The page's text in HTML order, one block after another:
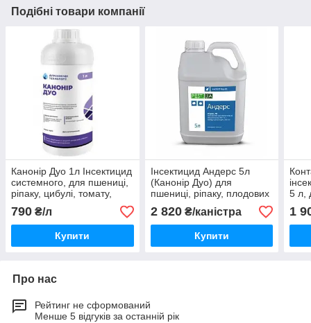
Подібні товари компанії
Канонір Дуо 1л Інсектицид
системного, для пшениці,
ріпаку, цибулі, томату,
саду потив лукової мухи
790 ₴/л
Купити
Інсектицид Андерс 5л
(Канонір Дуо) для
пшениці, ріпаку, плодових
дерев, гороху
2 820₴/каністра
Купити
5 л,
сої,
1
Про нас
Рейтинг не сформований
Менше 5 відгуків за останній рік